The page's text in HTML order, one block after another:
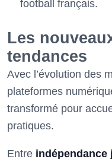
football français.
Les
tendances
Avec l’évolution des
plateformes
transformé pour
pratiques.
Entre